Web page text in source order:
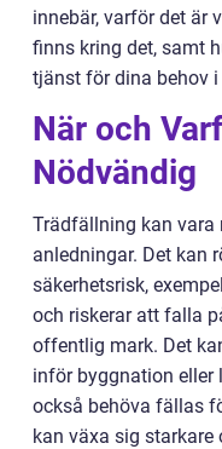
innebär, varför det är
finns kring det, samt
tjänst för dina behov i
När och
Nödvändig
Trädfällning kan vara
anledningar. Det kan
säkerhetsrisk,
och riskerar att falla
offentlig mark. Det
inför byggnation eller
också behöva fällas
kan växa sig starkare